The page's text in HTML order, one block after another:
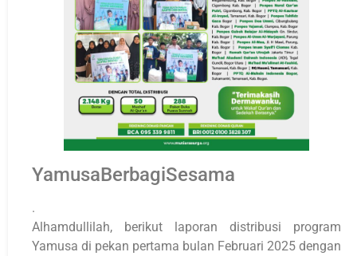
YamusaBerbagiSesama
.
Alhamdullilah, berikut laporan distribusi program
Yamusa di pekan pertama bulan Februari 2025 dengan